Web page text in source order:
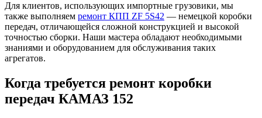
Для клиентов, использующих импортные грузовики, мы
также выполняем ремонт КПП ZF 5S42 — немецкой коробки
передач, отличающейся сложной конструкцией и высокой
точностью сборки. Наши мастера обладают необходимыми
знаниями и оборудованием для обслуживания таких
агрегатов.
Когда требуется ремонт коробки
передач КАМАЗ 152